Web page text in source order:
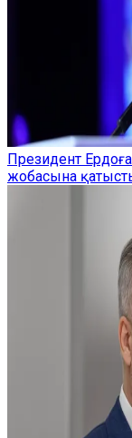
Президент
жобасына